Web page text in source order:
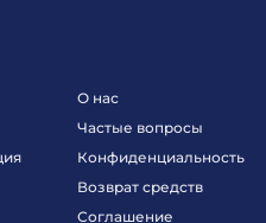
О нас
Частые вопросы
Конфиденциальность
Возврат средств
Соглашение